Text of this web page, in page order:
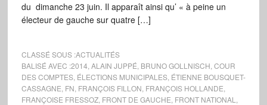
du dimanche 23 juin. Il apparaît ainsi qu’ « à peine un
électeur de gauche sur quatre […]
CLASSÉ SOUS :ACTUALITÉS
BALISÉ AVEC :2014 ALAIN JUPPÉ BRUNO GOLLNISCH COUR
DES COMPTES, ÉLECTIONS MUNICIPALES, ÉTIENNE BOUSQUET-
CASSAGNE FN FRANÇOIS FILLON FRANÇOIS HOLLANDE
FRANÇOISE FRESSOZ, FRONT DE GAUCHE FRONT NATIONAL